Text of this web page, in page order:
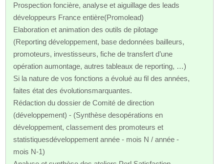
Prospection foncière, analyse et aiguillage des leads
développeurs France entière(Promolead)
Elaboration et animation des outils de pilotage
(Reporting développement, base dedonnées bailleurs,
promoteurs, investisseurs, fiche de transfert d’une
opération aumontage, autres tableaux de reporting, …)
Si la nature de vos fonctions a évolué au fil des années,
faites état des évolutionsmarquantes.
Rédaction du dossier de Comité de direction
(développement) - (Synthèse desopérations en
développement, classement des promoteurs et
statistiquesdéveloppement année - mois N / année -
mois N-1)